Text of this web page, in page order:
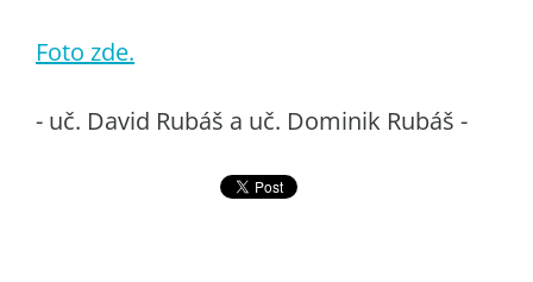
Foto zde.
- uč. David Rubáš a uč. Dominik Rubáš -